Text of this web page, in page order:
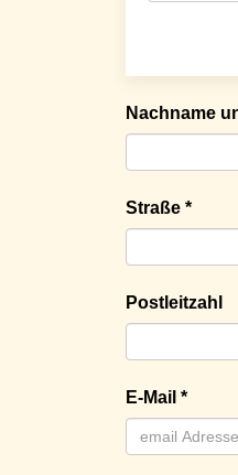
Nachname
Straße *
Postleitzahl
E-Mail *